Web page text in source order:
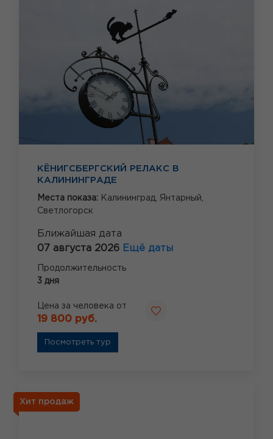
КЁНИГСБЕРГСКИЙ РЕЛАКС В
КАЛИНИНГРАДЕ
Места показа: Калининград, Янтарный,
Светлогорск
Ближайшая дата
07 августа 2026 Ещё даты
Продолжительность
3 дня
Цена за человека от
19 800 руб.
Посмотреть тур
Хит продаж